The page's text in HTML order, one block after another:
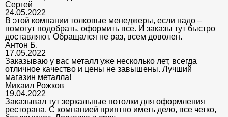
Сергей
24.05.2022
В этой компании толковые менеджеры, если надо –
помогут подобрать, оформить все. И заказы тут быстро
доставляют. Обращался не раз, всем доволен.
Антон Б.
17.05.2022
Заказываю у вас металл уже несколько лет, всегда
отличное качество и цены не завышены. Лучший
магазин металла!
Михаил Рожков
19.04.2022
Заказывал тут зеркальные потолки для оформления
ресторана. С компанией приятно иметь дело, все четко,